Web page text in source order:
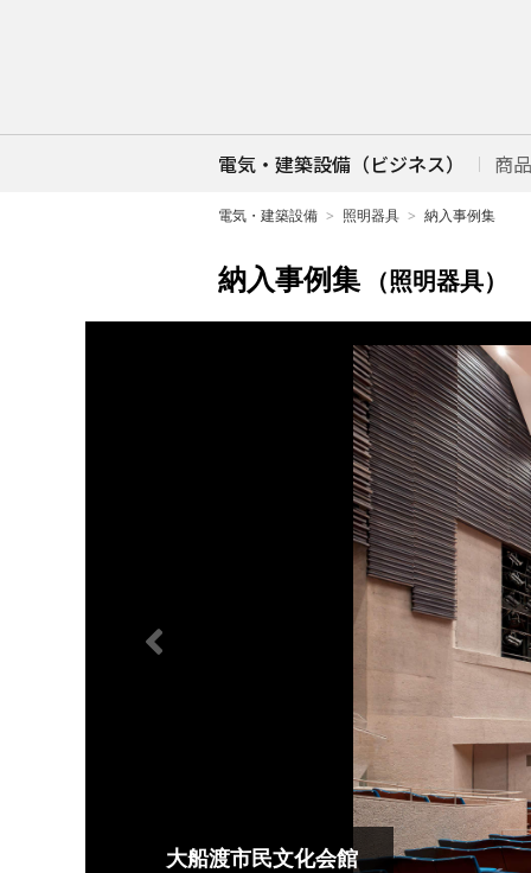
電気・建築設備（ビジネス） 商
電気・建築設備 照明器具 納入事例集
納入事例集 （照明器具）
大船渡市民文化会館